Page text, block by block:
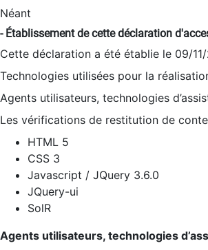
Néant
- Établissement de cette déclaration
Cette déclaration a été établie le 09/
Technologies utilisées pour la
Agents utilisateurs, technologies
Les vérifications de restitution de
HTML 5
CSS 3
Javascript / JQuery 3.6.0
JQuery-ui
SolR
Agents utilisateurs, technologies